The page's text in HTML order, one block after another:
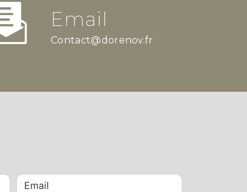
Email
contact@dorenov.fr